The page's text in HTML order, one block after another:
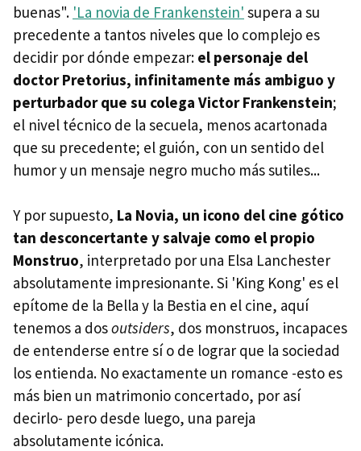
buenas". 'La novia de Frankenstein' supera a su
precedente a tantos niveles que lo complejo es
decidir por dónde empezar: el personaje del
doctor Pretorius, infinitamente más ambiguo y
perturbador que su colega Victor Frankenstein;
el nivel técnico de la secuela, menos acartonada
que su precedente; el guión, con un sentido del
humor y un mensaje negro mucho más sutiles...
Y por supuesto, La Novia, un icono del cine gótico
tan desconcertante y salvaje como el propio
Monstruo, interpretado por una Elsa Lanchester
absolutamente impresionante. Si 'King Kong' es el
epítome de la Bella y la Bestia en el cine, aquí
tenemos a dosoutsiders, dos monstruos, incapaces
de entenderse entre sí o de lograr que la sociedad
los entienda. No exactamente un romance -esto es
más bien un matrimonio concertado, por así
decirlo- pero desde luego, una pareja
absolutamente icónica.